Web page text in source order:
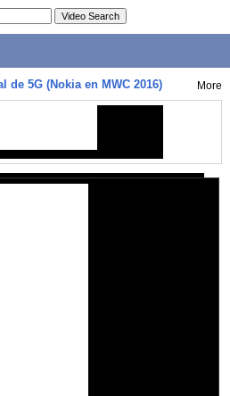
5G (Nokia en MWC 2016) More